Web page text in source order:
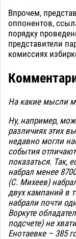
Впрочем,
оппонентов,
порядку
представители
комиссиях
На какие мысли
Ну, например,
различиях этих
недавно могли
события
показаться. Так,
набрал менее
(С. Михеев)
двух кампаний в
набрали почти
Воркуте
подсчете) не
Енотаевке – 385